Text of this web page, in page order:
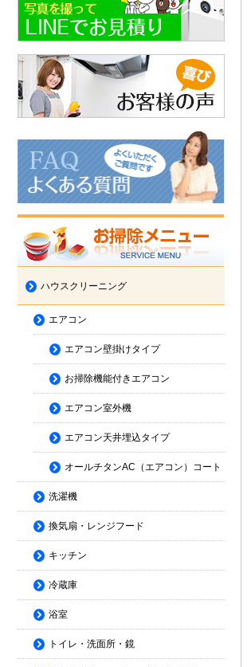
ハウスクリーニング
エアコン
エアコン壁掛けタイプ
お掃除機能付きエアコン
エアコン室外機
エアコン天井埋込タイプ
オールチタンAC（エアコン）コート
洗濯機
換気扇・レンジフード
キッチン
冷蔵庫
浴室
トイレ・洗面所・鏡